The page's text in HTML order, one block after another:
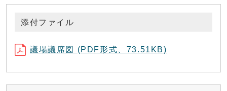
添付ファイル
議場議席図 (PDF形式、73.51KB)